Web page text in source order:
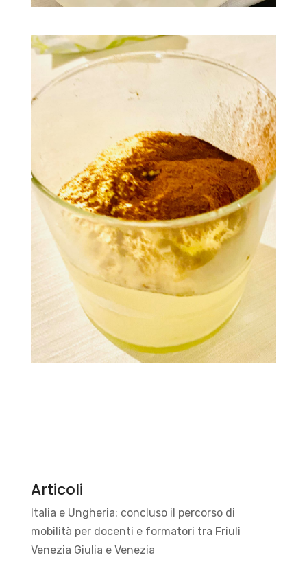
Articoli
Italia e Ungheria: concluso il percorso di
mobilità per docenti e formatori tra Friuli
Venezia Giulia e Venezia